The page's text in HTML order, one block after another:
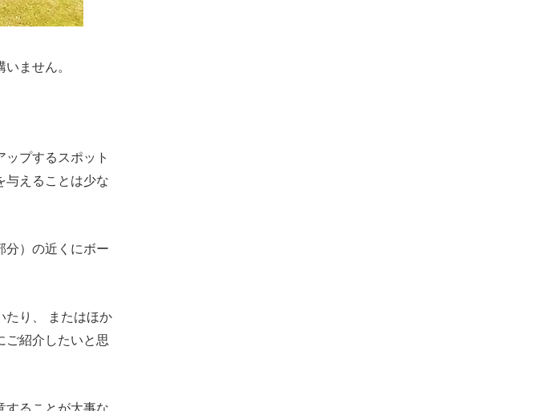
ません。
プするスポット
与えることは少な
分）の近くにボー
たり、 またはほか
ご紹介したいと思